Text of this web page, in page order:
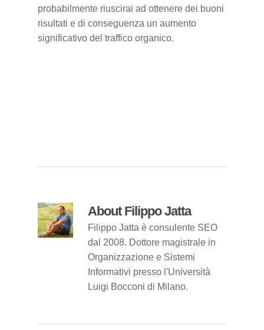
probabilmente riuscirai ad ottenere dei buoni
risultati e di conseguenza un aumento
significativo del traffico organico.
AboutFilippo Jatta
Filippo Jatta è consulente SEO
dal 2008. Dottore magistrale in
Organizzazione e Sistemi
Informativi presso l'Università
Luigi Bocconi di Milano.